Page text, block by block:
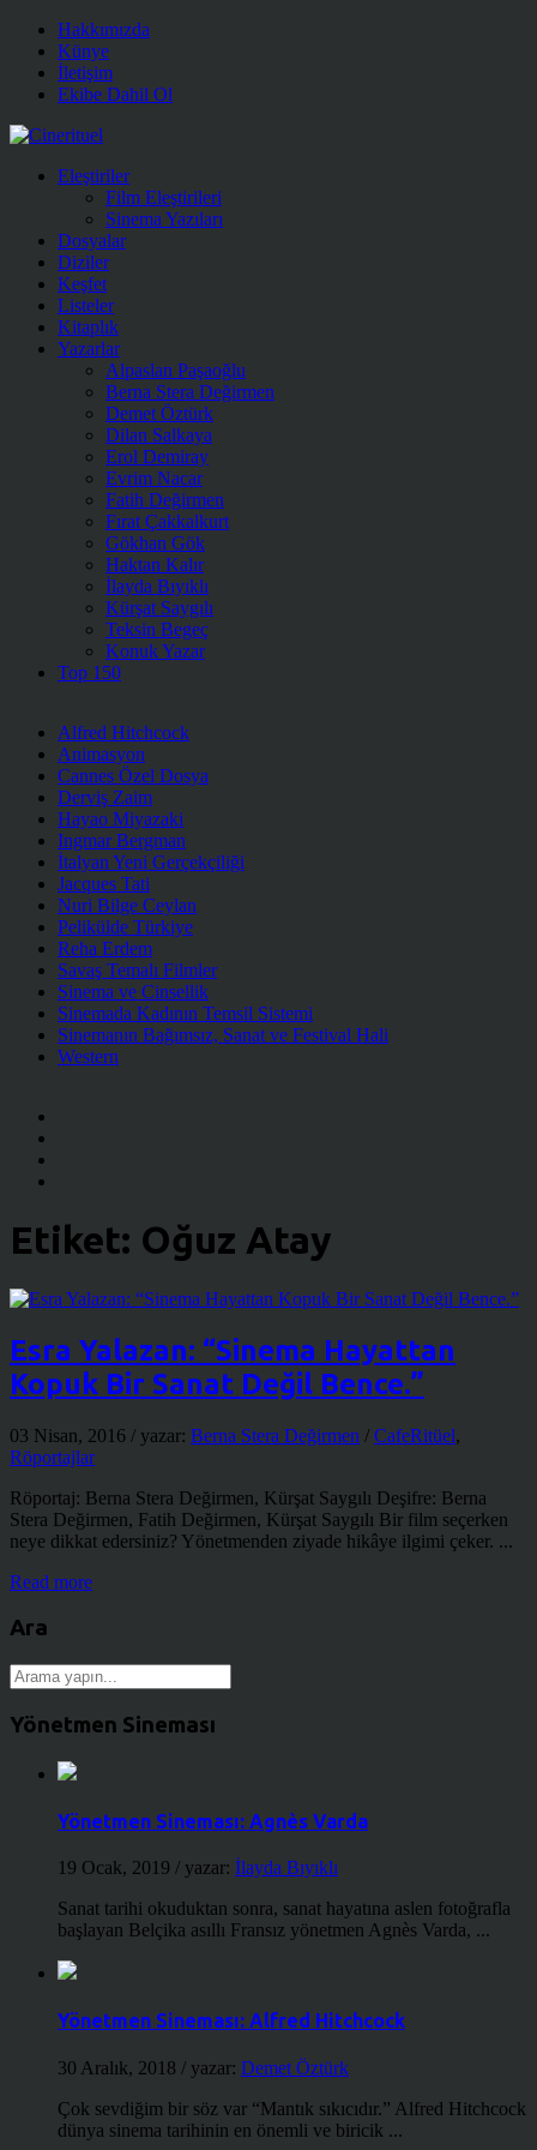
Hakkımızda
Künye
İletişim
Ekibe Dahil Ol
Eleştiriler
Film Eleştirileri
Sinema Yazıları
Dosyalar
Diziler
Keşfet
Listeler
Kitaplık
Yazarlar
Alpaslan Paşaoğlu
Berna Stera Değirmen
Demet Öztürk
Dilan Salkaya
Erol Demiray
Evrim Nacar
Fatih Değirmen
Fırat Çakkalkurt
Gökhan Gök
Haktan Kalır
İlayda Bıyıklı
Kürşat Saygılı
Teksin Begeç
Konuk Yazar
Top 150
Alfred Hitchcock
Animasyon
Cannes Özel Dosya
Derviş Zaim
Hayao Miyazaki
Ingmar Bergman
İtalyan Yeni Gerçekçiliği
Jacques Tati
Nuri Bilge Ceylan
Pelikülde Türkiye
Reha Erdem
Savaş Temalı Filmler
Sinema ve Cinsellik
Sinemada Kadının Temsil Sistemi
Sinemanın Bağımsız, Sanat ve Festival Hali
Western
Etiket: Oğuz Atay
Esra Yalazan: “Sinema Hayattan
Kopuk Bir Sanat Değil Bence.”
03 Nisan, 2016 / yazar: Berna Stera Değirmen / CafeRitüel,
Röportajlar
Röportaj: Berna Stera Değirmen, Kürşat Saygılı Deşifre: Berna
Stera Değirmen, Fatih Değirmen, Kürşat Saygılı Bir film seçerken
neye dikkat edersiniz? Yönetmenden ziyade hikâye ilgimi çeker. ...
Read more
Ara
Yönetmen Sineması
Yönetmen Sineması: Agnès Varda
19 Ocak, 2019 / yazar: İlayda Bıyıklı
Sanat tarihi okuduktan sonra, sanat hayatına aslen fotoğrafla
başlayan Belçika asıllı Fransız yönetmen Agnès Varda, ...
Yönetmen Sineması: Alfred Hitchcock
30 Aralık, 2018 / yazar: Demet Öztürk
Çok sevdiğim bir söz var “Mantık sıkıcıdır.” Alfred Hitchcock
dünya sinema tarihinin en önemli ve biricik ...